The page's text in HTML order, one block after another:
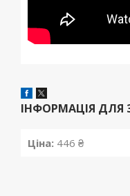
ІНФОРМАЦІЯ ДЛЯ
Ціна: 446 ₴